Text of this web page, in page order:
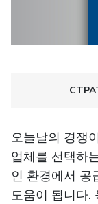
오늘날의 경쟁
업체를 선택하
인 환경에서 공
도움이 됩니다.